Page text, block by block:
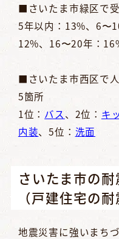
■さいたま市緑区で
5年以内：13%、6〜
12%、16〜20年：
■さいたま市西区で
5箇所
1位： バス 、2位： キ
内装、5位： 洗面
さいたま市の
（戸建住宅の
地震災害に強いまち